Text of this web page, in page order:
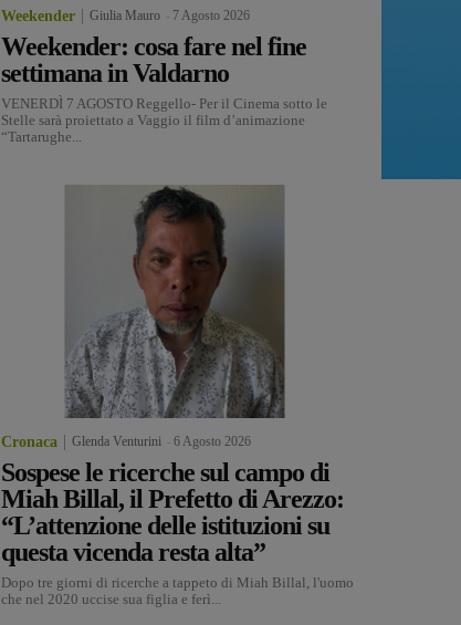
Weekender Giulia Mauro 7 Agosto 2026
Weekender: cosa fare nel fine
settimana in Valdarno
VENERDÌ 7 AGOSTO Reggello- Per il Cinema sotto le
Stelle sarà proiettato a Vaggio il film d’animazione
“Tartarughe...
Cronaca Glenda Venturini 6 Agosto 2026
Sospese le ricerche sul campo di
Miah Billal, il Prefetto di Arezzo:
“L’attenzione delle istituzioni su
questa vicenda resta alta”
Dopo tre giorni di ricerche a tappeto di Miah Billal, l'uomo
che nel 2020 uccise sua figlia e ferì...